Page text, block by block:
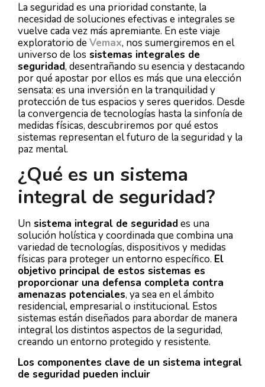
La seguridad es una prioridad constante, la
necesidad de soluciones efectivas e integrales se
vuelve cada vez más apremiante. En este viaje
exploratorio deVemax, nos sumergiremos en el
universo de los sistemas integrales de
seguridad, desentrañando su esencia y destacando
por qué apostar por ellos es más que una elección
sensata: es una inversión en la tranquilidad y
protección de tus espacios y seres queridos. Desde
la convergencia de tecnologías hasta la sinfonía de
medidas físicas, descubriremos por qué estos
sistemas representan el futuro de la seguridad y la
paz mental.
¿Qué es un sistema
integral de seguridad?
Un sistema integral de seguridades una
solución holística y coordinada que combina una
variedad de tecnologías, dispositivos y medidas
físicas para proteger un entorno específico. El
objetivo principal de estos sistemas es
proporcionar una defensa completa contra
amenazas potenciales, ya sea en el ámbito
residencial, empresarial o institucional. Estos
sistemas están diseñados para abordar de manera
integral los distintos aspectos de la seguridad,
creando un entorno protegido y resistente.
Los componentes clave de un sistema integral
de seguridad pueden incluir